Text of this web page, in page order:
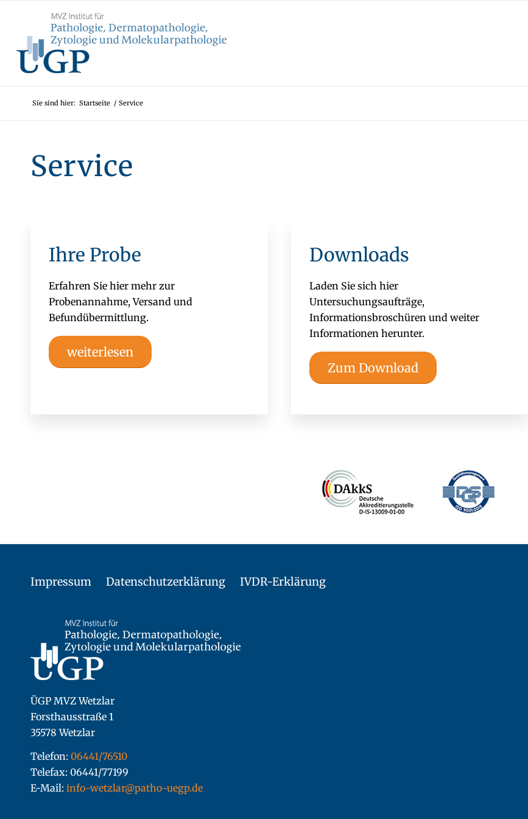
Sie sind hier: Startseite / Service
Service
Ihre Probe
Erfahren Sie hier mehr zur
Probenannahme, Versand und
Befundübermittlung.
weiterlesen
Downloads
Laden Sie sich hier
Untersuchungsaufträge,
Informationsbroschüren und weiter
Informationen herunter.
Zum Download
Impressum Datenschutzerklärung IVDR-Erklärung
ÜGP MVZ Wetzlar
Forsthausstraße 1
35578 Wetzlar
Telefon: 06441/76510
Telefax: 06441/77199
E-Mail: info-wetzlar@patho-uegp.de